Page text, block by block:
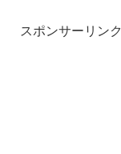
スポンサーリンク